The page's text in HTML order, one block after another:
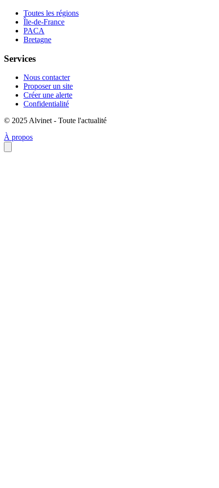
Toutes les régions
Île-de-France
PACA
Bretagne
Services
Nous contacter
Proposer un site
Créer une alerte
Confidentialité
© 2025 Alvinet - Toute l'actualité
À propos